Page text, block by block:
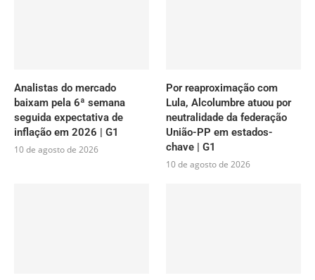
Analistas do mercado
baixam pela 6ª semana
seguida expectativa de
inflação em 2026 | G1
10 de agosto de 2026
Por reaproximação com
Lula, Alcolumbre atuou por
neutralidade da federação
União-PP em estados-
chave | G1
10 de agosto de 2026